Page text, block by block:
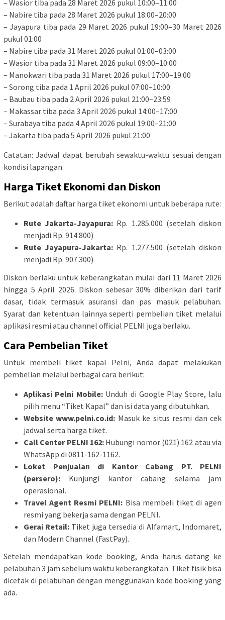
– Wasior tiba pada 28 Maret 2026 pukul 10:00–11:00
– Nabire tiba pada 28 Maret 2026 pukul 18:00–20:00
– Jayapura tiba pada 29 Maret 2026 pukul 19:00–30 Maret 2026
pukul 01:00
– Nabire tiba pada 31 Maret 2026 pukul 01:00–03:00
– Wasior tiba pada 31 Maret 2026 pukul 09:00–10:00
– Manokwari tiba pada 31 Maret 2026 pukul 17:00–19:00
– Sorong tiba pada 1 April 2026 pukul 07:00–10:00
– Baubau tiba pada 2 April 2026 pukul 21:00–23:59
– Makassar tiba pada 3 April 2026 pukul 14:00–17:00
– Surabaya tiba pada 4 April 2026 pukul 19:00–21:00
– Jakarta tiba pada 5 April 2026 pukul 21:00
Catatan: Jadwal dapat berubah sewaktu-waktu sesuai dengan
kondisi lapangan.
Harga Tiket Ekonomi dan Diskon
Berikut adalah daftar harga tiket ekonomi untuk beberapa rute:
Rute Jakarta-Jayapura: Rp. 1.285.000 (setelah diskon
menjadi Rp. 914.800)
Rute Jayapura-Jakarta: Rp. 1.277.500 (setelah diskon
menjadi Rp. 907.300)
Diskon berlaku untuk keberangkatan mulai dari 11 Maret 2026
hingga 5 April 2026. Diskon sebesar 30% diberikan dari tarif
dasar, tidak termasuk asuransi dan pas masuk pelabuhan.
Syarat dan ketentuan lainnya seperti pembelian tiket melalui
aplikasi resmi atau channel official PELNI juga berlaku.
Cara Pembelian Tiket
Untuk membeli tiket kapal Pelni, Anda dapat melakukan
pembelian melalui berbagai cara berikut:
Aplikasi Pelni Mobile:Unduh di Google Play Store, lalu
pilih menu “Tiket Kapal” dan isi data yang dibutuhkan.
Website www.pelni.co.id: Masuk ke situs resmi dan cek
jadwal serta harga tiket.
Call Center PELNI 162: Hubungi nomor (021) 162 atau via
WhatsApp di 0811-162-1162.
Loket Penjualan di Kantor Cabang PT. PELNI
(persero): Kunjungi kantor cabang selama jam
operasional.
Travel Agent Resmi PELNI: Bisa membeli tiket di agen
resmi yang bekerja sama dengan PELNI.
Gerai Retail: Tiket juga tersedia di Alfamart, Indomaret,
dan Modern Channel (FastPay).
Setelah mendapatkan kode booking, Anda harus datang ke
pelabuhan 3 jam sebelum waktu keberangkatan. Tiket fisik bisa
dicetak di pelabuhan dengan menggunakan kode booking yang
ada.